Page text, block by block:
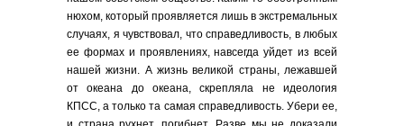
нюхом, который проявляется лишь в экстремальных
случаях, я чувствовал, что справедливость, в любых
ее формах и проявлениях, навсегда уйдет из всей
нашей жизни. А жизнь великой страны, лежавшей
от океана до океана, скрепляла не идеология
КПСС, а только та самая справедливость. Убери ее,